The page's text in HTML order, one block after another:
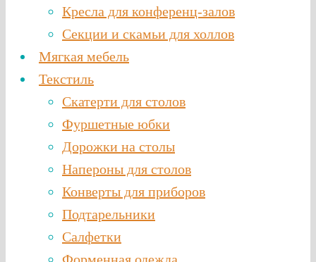
Кресла для конференц-залов
Секции и скамьи для холлов
Мягкая мебель
Текстиль
Скатерти для столов
Фуршетные юбки
Дорожки на столы
Напероны для столов
Конверты для приборов
Подтарельники
Салфетки